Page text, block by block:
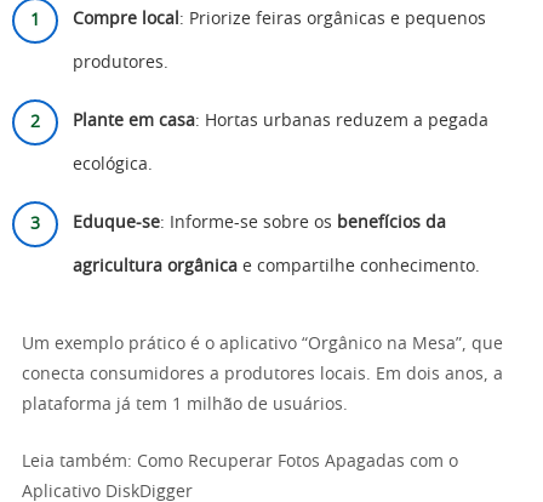
Compre local : Priorize feiras orgânicas e pequenos
produtores.
Plante em casa: Hortas urbanas reduzem a pegada
ecológica.
Eduque-se: Informe-se sobre os benefícios da
agricultura orgânica e compartilhe conhecimento.
Um exemplo prático é o aplicativo “Orgânico na Mesa”, que
conecta consumidores a produtores locais. Em dois anos, a
plataforma já tem 1 milhão de usuários.
Leia também: Como Recuperar Fotos Apagadas com o
Aplicativo DiskDigger